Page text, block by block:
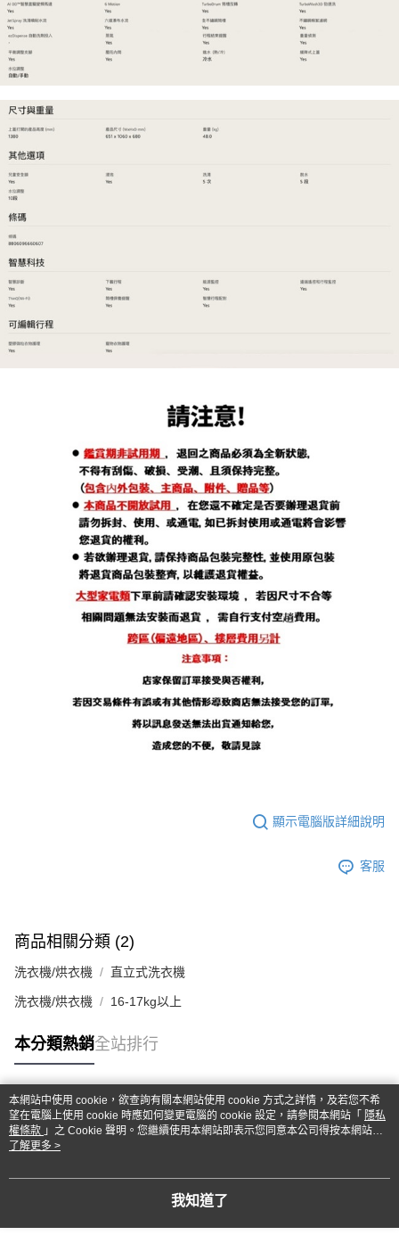
顯示電腦版詳細說明
客服
商品相關分類 (2)
洗衣機/烘衣機 直立式洗衣機
洗衣機/烘衣機 16-17kg以上
本分類熱銷全站排行
熱門標籤
本網站中使用 cookie，欲查詢有關本網站使用 cookie 方式之詳情，及若您不希
望在電腦上使用 cookie 時應如何變更電腦的 cookie 設定，請參閱本網站「 隱私
權條款 」之 Cookie 聲明。您繼續使用本網站即表示您同意本公司得按本網站使
用條款之 Cookie 聲明使用 cookie。
了解更多 >
我知道了